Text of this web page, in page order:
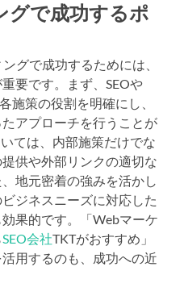
グで成功するポ
グで成功するためには、
要です。まず、SEOや
施策の役割を明確にし、
アプローチを行うことが
ては、内部施策だけでな
供や外部リンクの適切な
地元密着の強みを活かし
ジネスニーズに対応した
果的です。「Webマーケ
SEO会社TKTがおすすめ」
用するのも、成功への近